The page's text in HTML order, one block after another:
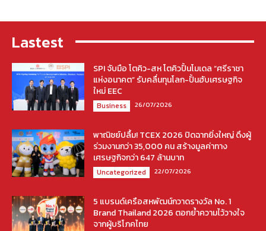
Lastest
SPI จับมือ โตคิว-สห โตคิวปั้นโมเดล “ศรีราชา
แห่งอนาคต” รับคลื่นทุนโลก-ปั้นฮับเศรษฐกิจ
ใหม่ EEC
Business 26/07/2026
พาณิชย์ปลื้ม! TCEX 2026 ปิดฉากยิ่งใหญ่ ดึงผู้
ร่วมงานกว่า 35,000 คน สร้างมูลค่าทาง
เศรษฐกิจกว่า 647 ล้านบาท
Uncategorized 22/07/2026
5 แบรนด์เครือสหพัฒน์กวาดรางวัล No. 1
Brand Thailand 2026 ตอกย้ำความไว้วางใจ
จากผู้บริโภคไทย